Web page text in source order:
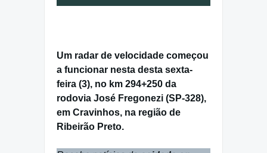
Um radar de velocidade começou
a funcionar nesta desta sexta-
feira (3), no km 294+250 da
rodovia José Fregonezi (SP-328),
em Cravinhos, na região de
Ribeirão Preto.